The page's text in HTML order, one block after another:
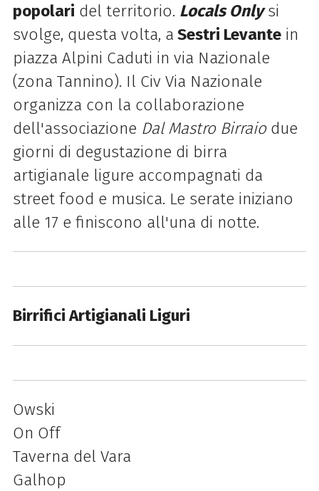
popolari del territorio. Locals Only si
svolge, questa volta, a Sestri Levantein
piazza Alpini Caduti in via Nazionale
(zona Tannino). Il Civ Via Nazionale
organizza con la collaborazione
dell'associazione Dal Mastro Birraiodue
giorni di degustazione di birra
artigianale ligure accompagnati da
street food e musica. Le serate iniziano
alle 17 e finiscono all'una di notte.
Birrifici Artigianali Liguri
Owski
On Off
Taverna del Vara
Galhop